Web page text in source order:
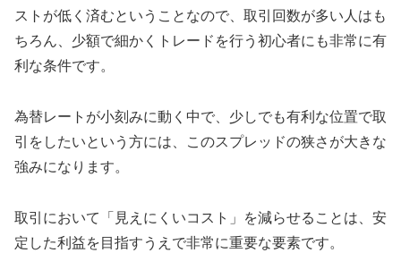
ストが低く済むということなので、取引回数が多い人はも
ちろん、少額で細かくトレードを行う初心者にも非常に有
利な条件です。
為替レートが小刻みに動く中で、少しでも有利な位置で取
引をしたいという方には、このスプレッドの狭さが大きな
強みになります。
取引において「見えにくいコスト」を減らせることは、安
定した利益を目指すうえで非常に重要な要素です。